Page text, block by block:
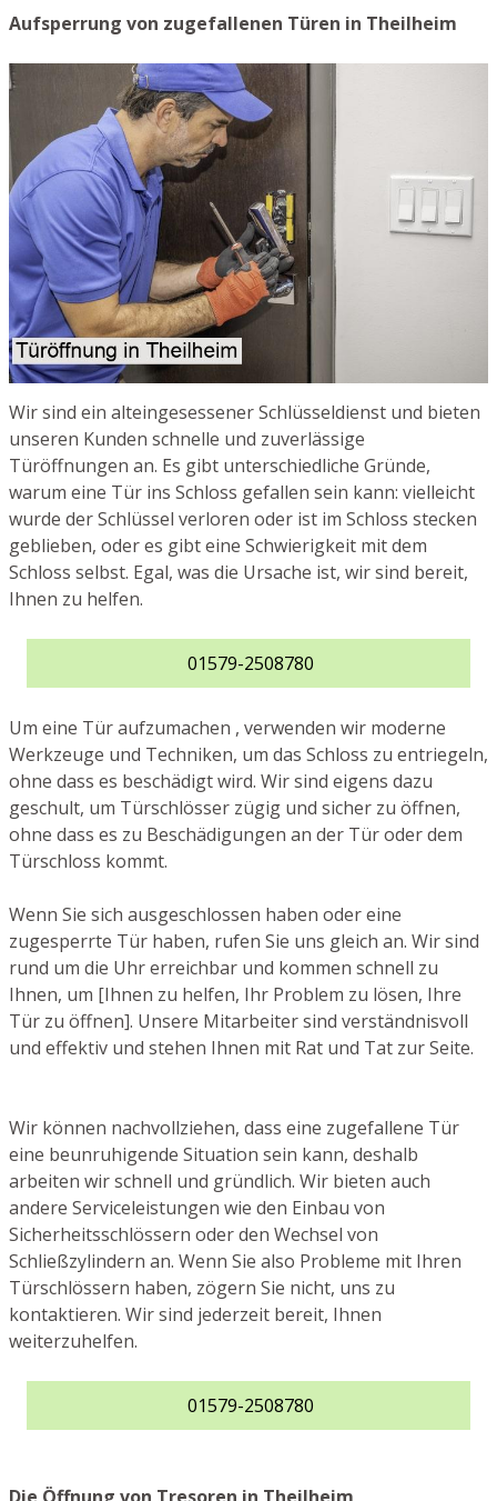
Aufsperrung von zugefallenen Türen in Theilheim
Wir sind ein alteingesessener Schlüsseldienst und bieten
unseren Kunden schnelle und zuverlässige
Türöffnungen an. Es gibt unterschiedliche Gründe,
warum eine Tür ins Schloss gefallen sein kann: vielleicht
wurde der Schlüssel verloren oder ist im Schloss stecken
geblieben, oder es gibt eine Schwierigkeit mit dem
Schloss selbst. Egal, was die Ursache ist, wir sind bereit,
Ihnen zu helfen.
01579-2508780
Um eine Tür aufzumachen , verwenden wir moderne
Werkzeuge und Techniken, um das Schloss zu entriegeln,
ohne dass es beschädigt wird. Wir sind eigens dazu
geschult, um Türschlösser zügig und sicher zu öffnen,
ohne dass es zu Beschädigungen an der Tür oder dem
Türschloss kommt.
Wenn Sie sich ausgeschlossen haben oder eine
zugesperrte Tür haben, rufen Sie uns gleich an. Wir sind
rund um die Uhr erreichbar und kommen schnell zu
Ihnen, um [Ihnen zu helfen, Ihr Problem zu lösen, Ihre
Tür zu öffnen]. Unsere Mitarbeiter sind verständnisvoll
und effektiv und stehen Ihnen mit Rat und Tat zur Seite.
Wir können nachvollziehen, dass eine zugefallene Tür
eine beunruhigende Situation sein kann, deshalb
arbeiten wir schnell und gründlich. Wir bieten auch
andere Serviceleistungen wie den Einbau von
Sicherheitsschlössern oder den Wechsel von
Schließzylindern an. Wenn Sie also Probleme mit Ihren
Türschlössern haben, zögern Sie nicht, uns zu
kontaktieren. Wir sind jederzeit bereit, Ihnen
weiterzuhelfen.
01579-2508780